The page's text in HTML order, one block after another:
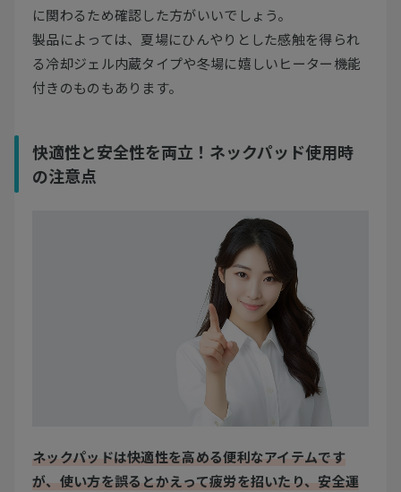
に関わるため確認した方がいいでしょう。
製品によっては、夏場にひんやりとした感触を得られ
る冷却ジェル内蔵タイプや冬場に嬉しいヒーター機能
付きのものもあります。
快適性と安全性を両立！ネックパッド使用時
の注意点
ネックパッドは快適性を高める便利なアイテムです
が、使い方を誤るとかえって疲労を招いたり、安全運